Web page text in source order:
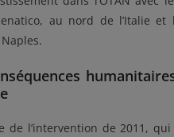
au nord de l’Italie et
Naples.
de l’intervention de 2011,